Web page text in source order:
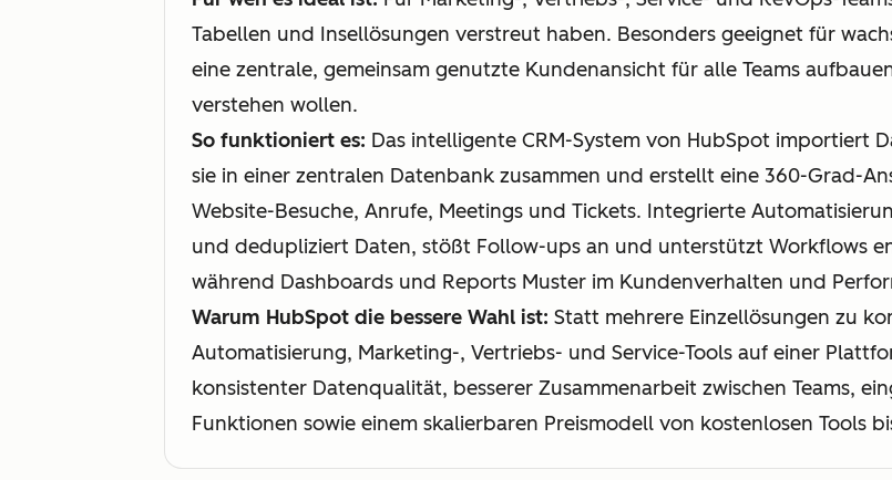
Tabellen und Insellösungen verstreut haben. Besonders geeignet für
eine zentrale, gemeinsam genutzte Kundenansicht für alle Teams
verstehen wollen.
So funktioniert es: Das intelligente CRM-System von HubSpot importiert
sie in einer zentralen Datenbank zusammen und erstellt eine 360-Grad-
Website-Besuche, Anrufe, Meetings und Tickets. Integrierte
und dedupliziert Daten, stößt Follow-ups an und unterstützt Workflows
während Dashboards und Reports Muster im Kundenverhalten und
Warum HubSpot die bessere Wahl ist: Statt mehrere Einzellösungen zu
Automatisierung, Marketing-, Vertriebs- und Service-Tools auf einer
konsistenter Datenqualität, besserer Zusammenarbeit zwischen Teams,
Funktionen sowie einem skalierbaren Preismodell von kostenlosen Tools